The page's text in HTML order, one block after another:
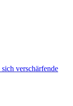
verschärfende